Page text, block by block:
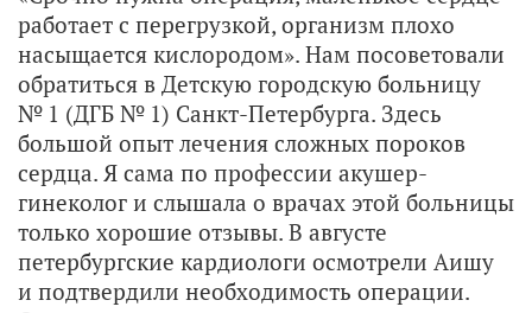
работает с перегрузкой, организм плохо
насыщается кислородом». Нам посоветовали
обратиться в Детскую городскую больницу
№ 1 (ДГБ № 1) Санкт-Петербурга. Здесь
большой опыт лечения сложных пороков
сердца. Я сама по профессии акушер-
гинеколог и слышала о врачах этой больницы
только хорошие отзывы. В августе
петербургские кардиологи осмотрели Аишу
и подтвердили необходимость операции.